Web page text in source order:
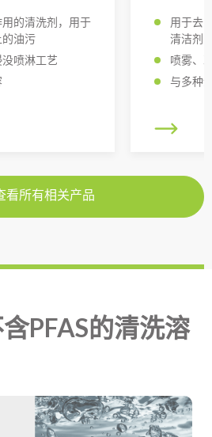
的清洗剂，用于
油污
喷淋工艺
用于去
清洁剂
喷雾、
与多种
看所有相关产品
PFAS的清洗溶